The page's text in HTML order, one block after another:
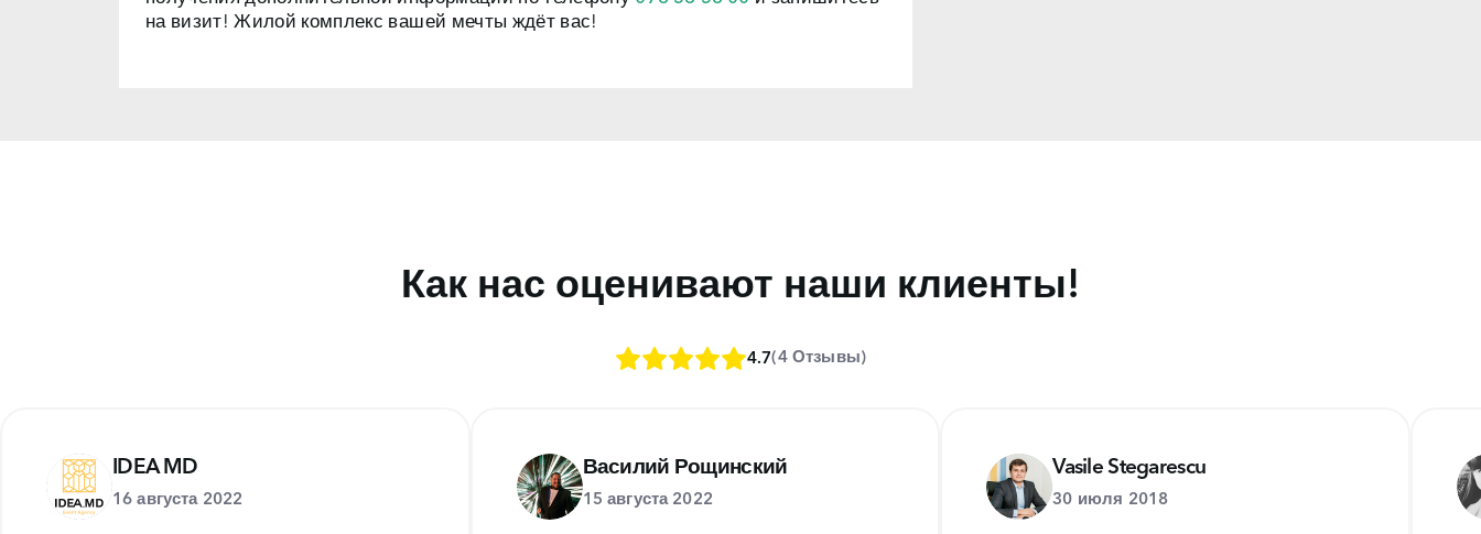
на визит! Жилой комплекс вашей мечты ждёт вас!
Как нас оценивают наши клиенты!
4.7(4 Отзывы)
IDEA MD
16 августа 2022
Василий Рощинский
15 августа 2022
Vasile Stegarescu
30 июля 2018